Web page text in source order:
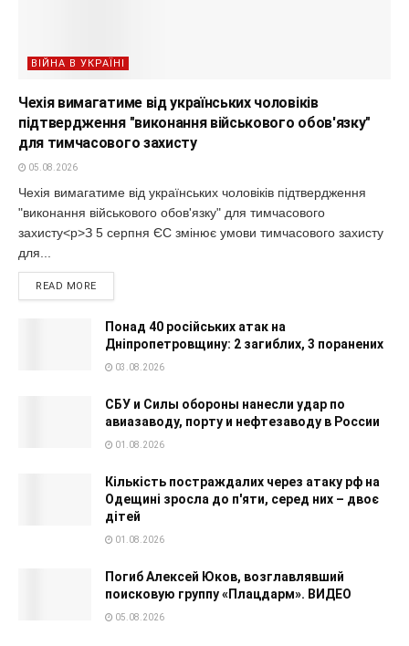
ВІЙНА В УКРАЇНІ
Чехія вимагатиме від українських чоловіків
підтвердження "виконання військового обов'язку"
для тимчасового захисту
05.08.2026
Чехія вимагатиме від українських чоловіків підтвердження
"виконання військового обов'язку" для тимчасового
захисту<p>З 5 серпня ЄС змінює умови тимчасового захисту
для...
READ MORE
Понад 40 російських атак на
Дніпропетровщину: 2 загиблих, 3 поранених
03.08.2026
СБУ и Силы обороны нанесли удар по
авиазаводу, порту и нефтезаводу в России
01.08.2026
Кількість постраждалих через атаку рф на
Одещині зросла до п'яти, серед них – двоє
дітей
01.08.2026
Погиб Алексей Юков, возглавлявший
поисковую группу «Плацдарм». ВИДЕО
05.08.2026